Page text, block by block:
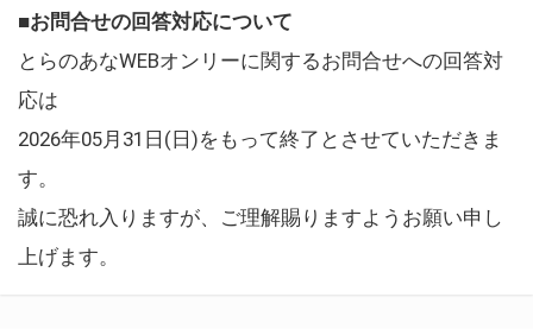
■お問合せの回答対応について
とらのあなWEBオンリーに関するお問合せへの回答対
応は
2026年05月31日(日)をもって終了とさせていただきま
す。
誠に恐れ入りますが、ご理解賜りますようお願い申し
上げます。